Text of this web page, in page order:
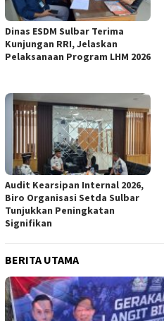
Dinas ESDM Sulbar Terima
Kunjungan RRI, Jelaskan
Pelaksanaan Program LHM 2026
Audit Kearsipan Internal 2026,
Biro Organisasi Setda Sulbar
Tunjukkan Peningkatan
Signifikan
BERITA UTAMA